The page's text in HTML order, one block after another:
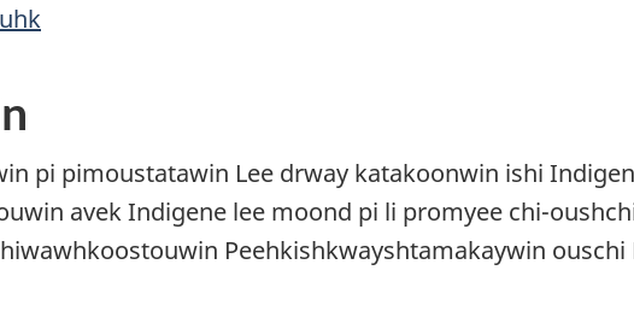
pi pimoustatawin Lee drway katakoonwin ishi
avek Indigene lee moond pi li promyee chi-
Peehkishkwayshtamakaywin ouschi